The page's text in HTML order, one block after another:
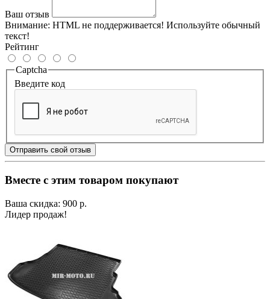
Ваш отзыв
Внимание: HTML не поддерживается! Используйте обычный
текст!
Рейтинг
Captcha
Введите код
Отправить свой отзыв
Вместе с этим товаром покупают
Ваша скидка: 900 р.
Лидер продаж!